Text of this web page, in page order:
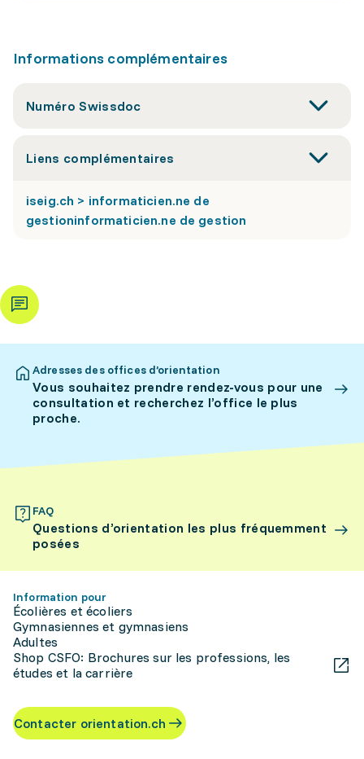
Informations complémentaires
Numéro Swissdoc
Liens complémentaires
iseig.ch > informaticien.ne de
gestioninformaticien.ne de gestion
Adresses des offices d’orientation
Vous souhaitez prendre rendez-vous pour une
consultation et recherchez l’office le plus
proche.
FAQ
Questions d’orientation les plus fréquemment
posées
Information pour
Écolières et écoliers
Gymnasiennes et gymnasiens
Adultes
Shop CSFO: Brochures sur les professions, les
études et la carrière
Contacter orientation.ch